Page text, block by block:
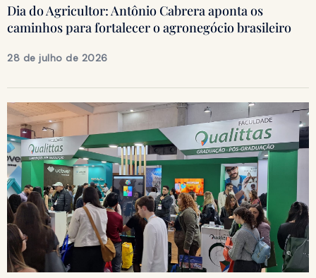
Dia do Agricultor: Antônio Cabrera aponta os
caminhos para fortalecer o agronegócio brasileiro
28 de julho de 2026